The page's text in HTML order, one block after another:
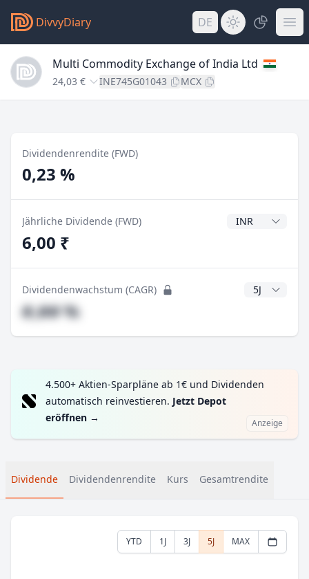
DivvyDiary DE
Multi Commodity Exchange of India Ltd
24,03 € INE745G01043 MCX
Dividendenrendite (FWD)
0,23 %
Jährliche Dividende (FWD)
6,00 ₹
Dividendenwachstum (CAGR) CAGR Jahre
#,## %
4.500+ Aktien-Sparpläne ab 1€ und Dividenden
automatisch reinvestieren. Jetzt Depot
eröffnen → Anzeige
Dividende Dividendenrendite Kurs Gesamtrendite
YTD 1J 3J 5J MAX